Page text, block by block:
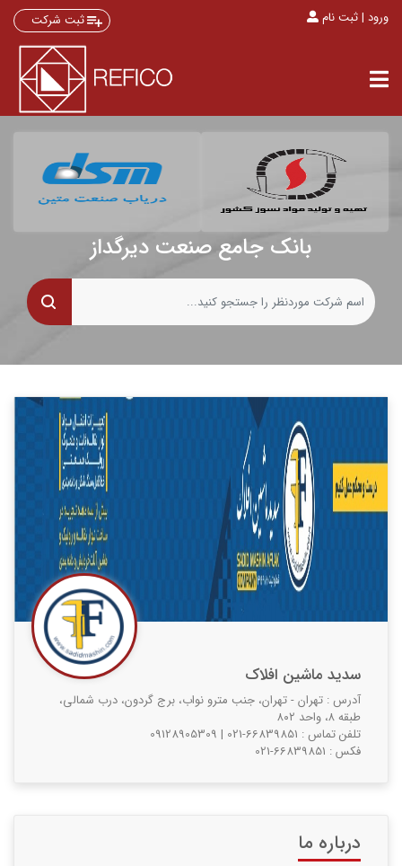
ورود | ثبت نام ثبت شرکت
بانک جامع صنعت دیرگداز
سدید ماشین افلاک
آدرس : تهران - تهران، جنب مترو نواب، برج گردون، درب شمالی،
طبقه ۸، واحد ۸۰۲
تلفن تماس : 021-66839851
|
09128905309
فکس : 021-66839851
درباره ما